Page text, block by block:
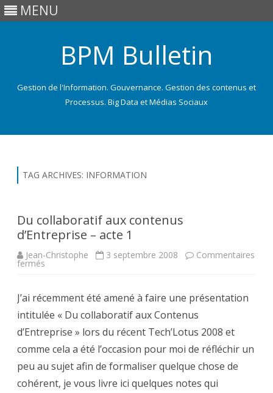
MENU
BPM Bulletin
Gestion de l'Information. Gouvernance. Gestion des contenus et
Processus. Big Data et Médias Sociaux
TAG ARCHIVES: INFORMATION
Du collaboratif aux contenus
d’Entreprise – acte 1
Jean-Christophe 3 septembre 2008 Commentaires
fermés
contenus
d’Entreprise
–
acte
1
J’ai récemment été amené à faire une présentation
intitulée « Du collaboratif aux Contenus
d’Entreprise » lors du récent Tech’Lotus 2008 et
comme cela a été l’occasion pour moi de réfléchir un
peu au sujet afin de formaliser quelque chose de
cohérent, je vous livre ici quelques notes qui